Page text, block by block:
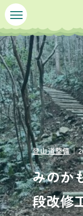
ペ
ー
ジ
の
先
頭
で
す
。
メ
ニ
ュ
ー
を
飛
ば
し
て
本
文
へ
本
文
登山道整備｜
みのか
段改修